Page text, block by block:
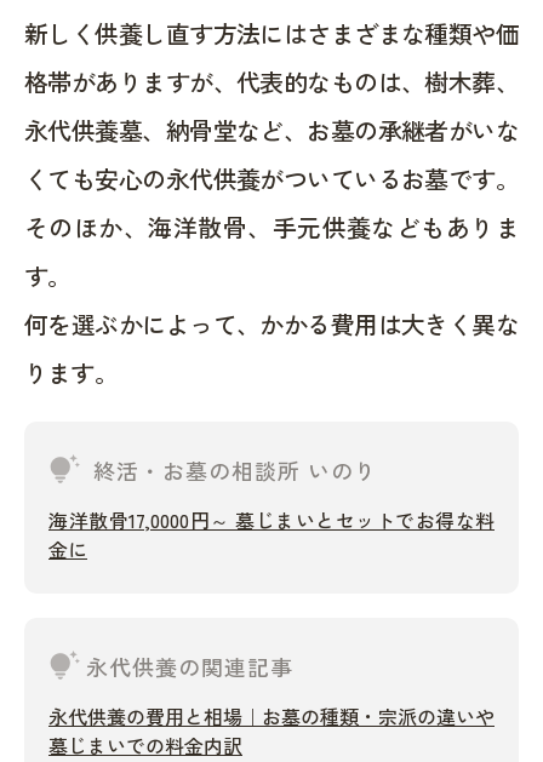
新しく供養し直す方法にはさまざまな種類や価
格帯がありますが、代表的なものは、樹木葬、
永代供養墓、納骨堂など、お墓の承継者がいな
くても安心の永代供養がついているお墓です。
そのほか、海洋散骨、手元供養などもありま
す。
何を選ぶかによって、かかる費用は大きく異な
ります。
tips_and_updates 終活・お墓の相談所 いのり
海洋散骨17,0000円～ 墓じまいとセットでお得な料
金に
tips_and_updates 永代供養の関連記事
永代供養の費用と相場｜お墓の種類・宗派の違いや
墓じまいでの料金内訳